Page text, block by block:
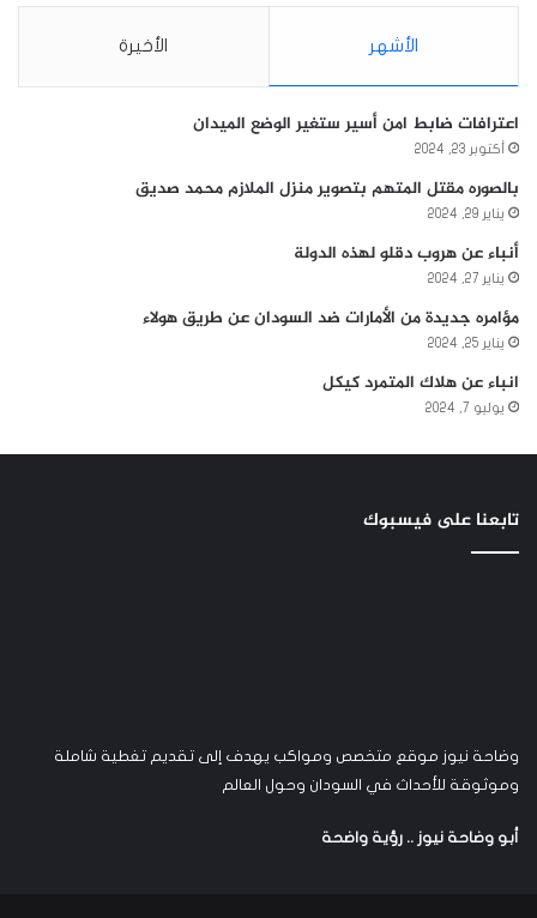
الأشهر الأخيرة
اعترافات ضابط امن أسير ستغير الوضع الميدان
أكتوبر 23, 2024
بالصوره مقتل المتهم بتصوير منزل الملازم محمد صديق
يناير 29, 2024
أنباء عن هروب دقلو لهذه الدولة
يناير 27, 2024
مؤامره جديدة من الأمارات ضد السودان عن طريق هولاء
يناير 25, 2024
انباء عن هلاك المتمرد كيكل
يوليو 7, 2024
تابعنا على فيسبوك
وضاحة نيوز موقع متخصص ومواكب يهدف إلى تقديم تغطية شاملة
وموثوقة للأحداث في السودان وحول العالم
أبو وضاحة نيوز .. رؤية واضحة